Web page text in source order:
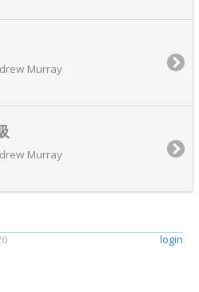
Murray
Murray
login